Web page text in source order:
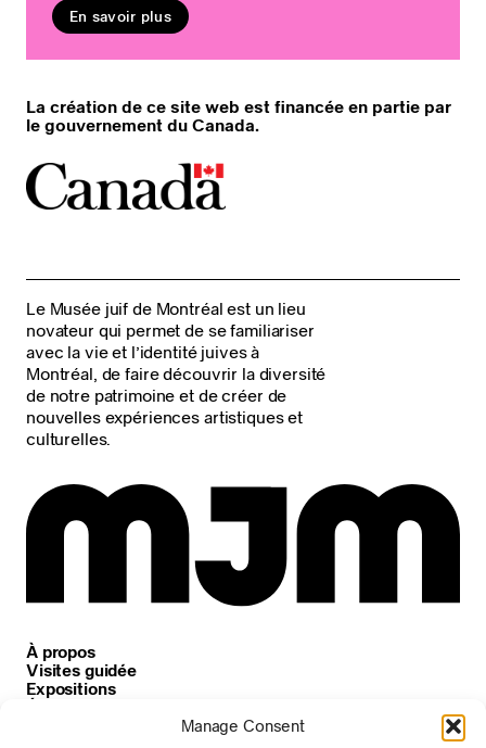
Manage Consent
En savoir plus
La création de ce site web est financée en partie par
le gouvernement du Canada.
Le Musée juif de Montréal est un lieu
novateur qui permet de se familiariser
avec la vie et l’identité juives à
Montréal, de faire découvrir la diversité
de notre patrimoine et de créer de
nouvelles expériences artistiques et
culturelles.
À propos
Visites guidée
Expositions
Événements